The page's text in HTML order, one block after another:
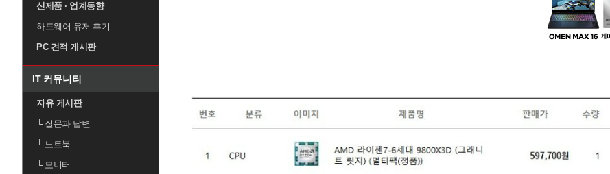
신제품 · 업계동향
하드웨어 유저 후기
PC 견적 게시판
IT 커뮤니티
자유 게시판
└질문과 답변
└노트북
└모니터